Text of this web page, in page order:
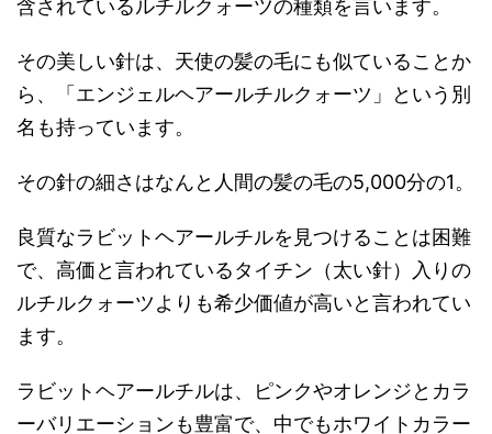
含されているルチルクォーツの種類を言います。
その美しい針は、天使の髪の毛にも似ていることか
ら、「エンジェルヘアールチルクォーツ」という別
名も持っています。
その針の細さはなんと人間の髪の毛の5,000分の1。
良質なラビットヘアールチルを見つけることは困難
で、高価と言われているタイチン（太い針）入りの
ルチルクォーツよりも希少価値が高いと言われてい
ます。
ラビットヘアールチルは、ピンクやオレンジとカラ
ーバリエーションも豊富で、中でもホワイトカラー